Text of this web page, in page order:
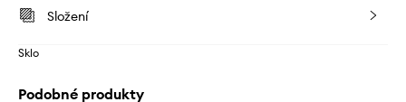
Složení
Sklo
Podobné produkty